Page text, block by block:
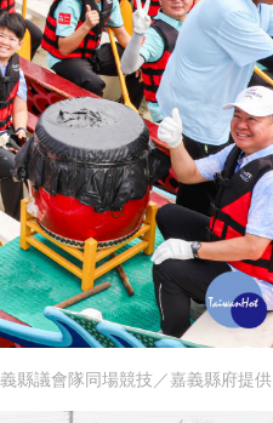
縣議會隊同場競技／嘉義縣府提供